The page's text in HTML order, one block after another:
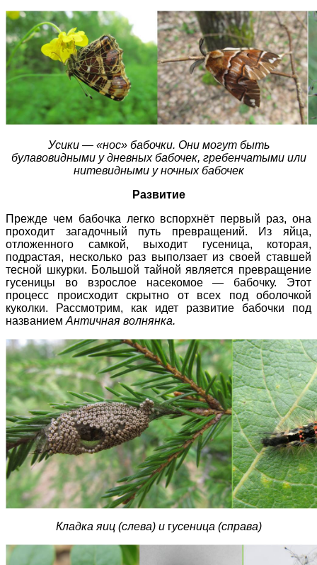
Усики — «нос» бабочки. Они могут быть
булавовидными у дневных бабочек, гребенчатыми или
нитевидными у ночных бабочек
Развитие
Прежде чем бабочка легко вспорхнёт первый раз, она
проходит загадочный путь превращений. Из яйца,
отложенного самкой, выходит гусеница, которая,
подрастая, несколько раз выползает из своей ставшей
тесной шкурки. Большой тайной является превращение
гусеницы во взрослое насекомое — бабочку. Этот
процесс происходит скрытно от всех под оболочкой
куколки. Рассмотрим, как идет развитие бабочки под
названием Античная волнянка.
Кладка яиц (слева) игусеница (справа)